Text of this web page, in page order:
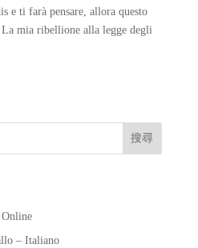
e ti farà pensare, allora questo
La mia ribellione alla legge degli
搜尋
– Italiano